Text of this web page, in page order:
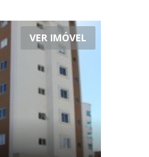
VER IMÓVEL